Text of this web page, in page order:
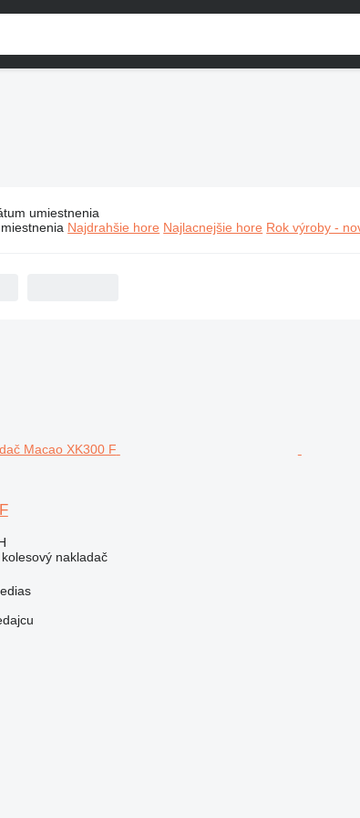
Stavebné stroje Macao
umiestnenia
Najdrahšie hore Najlacnejšie hore Rok výroby -
nakladač